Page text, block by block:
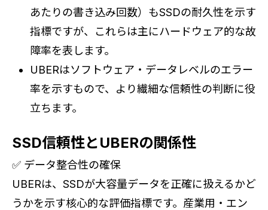
あたりの書き込み回数）もSSDの耐久性を示す
指標ですが、これらは主にハードウェア的な故
障率を表します。
UBERはソフトウェア・データレベルのエラー
率を示すもので、より繊細な信頼性の判断に役
立ちます。
SSD信頼性とUBERの関係性
✅ データ整合性の確保
UBERは、SSDが大容量データを正確に扱えるかど
うかを示す核心的な評価指標です。産業用・エン